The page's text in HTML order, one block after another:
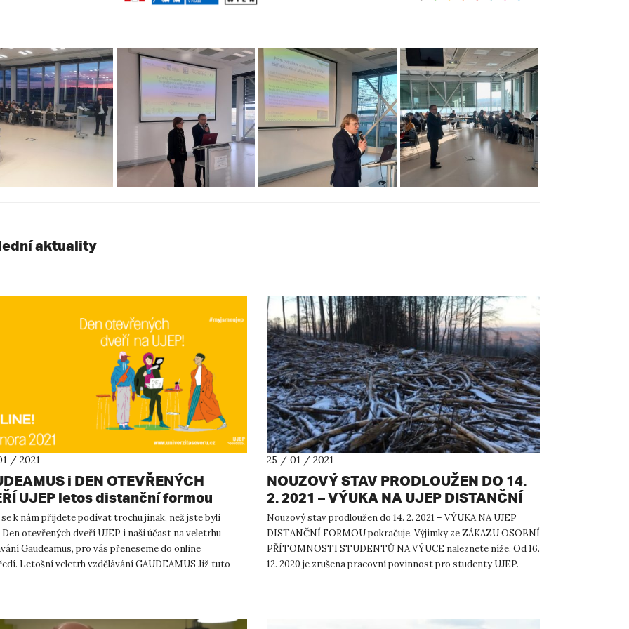
aktuality
/ 2021
i DEN OTEVŘENÝCH
UJEP letos distanční formou
k nám přijdete podívat trochu jinak, než jste byli
otevřených dveří UJEP i naši účast na veletrhu
Gaudeamus, pro vás přeneseme do online
Letošní veletrh vzdělávání GAUDEAMUS Již tuto
25 / 01 / 2021
NOUZOVÝ STAV PRODLOUŽEN DO 14.
2. 2021 – VÝUKA NA UJEP DISTANČNÍ
FORMOU POKRAČUJE
Nouzový stav prodloužen do 14. 2. 2021 – VÝUKA NA UJEP
DISTANČNÍ FORMOU pokračuje. Výjimky ze ZÁKAZU OSOBNÍ
PŘÍTOMNOSTI STUDENTŮ NA VÝUCE naleznete níže. Od 16.
12. 2020 je zrušena pracovní povinnost pro studenty UJEP.